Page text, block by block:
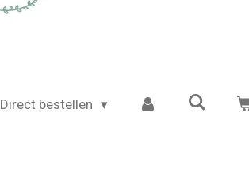
Direct bestellen